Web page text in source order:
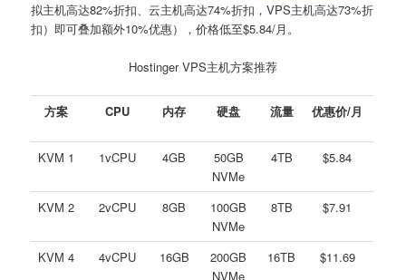
拟主机高达82%折扣、云主机高达74%折扣，VPS主机高达73%折
扣）即可叠加额外10%优惠），价格低至$5.84/月。
Hostinger VPS主机方案推荐
方案 CPU 内存 硬盘 流量 优惠价/月
KVM 1 1vCPU 4GB
50GB
NVMe
4TB $5.84
KVM 2 2vCPU 8GB
100GB
NVMe
8TB $7.91
KVM 4 4vCPU 16GB
200GB
NVMe
16TB $11.69